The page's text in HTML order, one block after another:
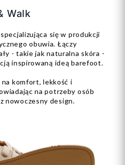
Walk
się w produkcji
obuwia. Łączy
- takie jak naturalna skóra -
inspirowaną ideą barefoot.
komfort, lekkość i
na potrzeby osób
nowoczesny design.